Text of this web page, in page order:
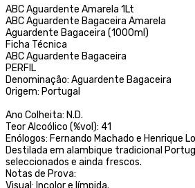
ABC Aguardente Amarela 1Lt
ABC Aguardente Bagaceira Amarela
Aguardente Bagaceira (1000ml)
Ficha Técnica
ABC Aguardente Bagaceira
PERFIL
Denominação: Aguardente Bagaceira
Origem: Portugal
Ano Colheita: N.D.
Teor Alcoólico (%vol): 41
Enólogos: Fernando Machado e Henrique
Destilada em alambique tradicional
seleccionados e ainda frescos.
Notas de Prova:
Visual: Incolor e límpida.